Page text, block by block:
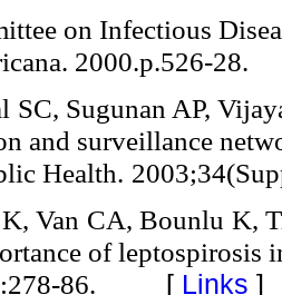
on Infectious
2000.p.526-28.
SC, Sugunan AP,
and surveillance
Health. 2003;34(
K, Van CA, Bounlu K,
of leptospirosis
:278-86. [ Links ]